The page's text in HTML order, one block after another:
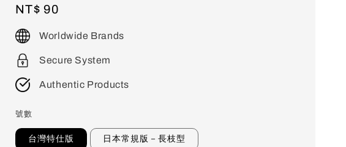
Regular
price
NT$ 90
Worldwide Brands
Secure System
Authentic Products
號數
台灣特仕版 日本常規版－長枝型